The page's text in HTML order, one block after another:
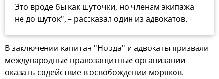
Это вроде бы как шуточки, но членам экипажа
не до шуток", – рассказал один из адвокатов.
В заключении капитан "Норда" и адвокаты призвали
международные правозащитные организации
оказать содействие в освобождении моряков.